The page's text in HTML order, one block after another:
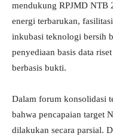
mendukung RPJMD NTB
energi terbarukan,
inkubasi teknologi bersih
penyediaan basis data
berbasis bukti.
Dalam forum konsolidasi
bahwa pencapaian target
dilakukan secara parsial.